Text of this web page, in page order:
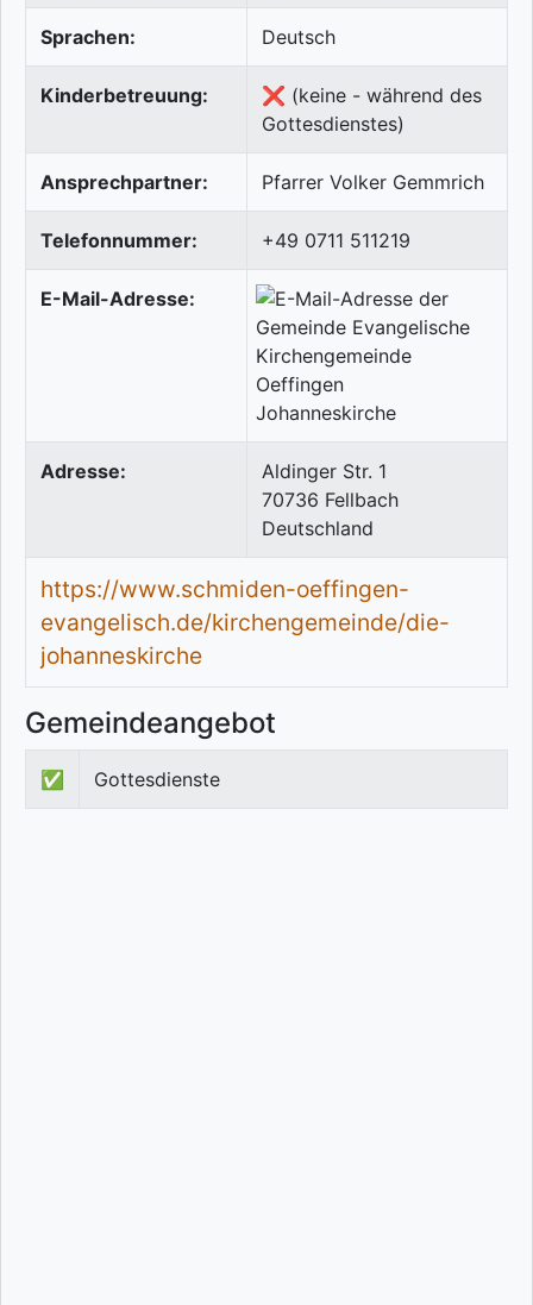
Sprachen: Deutsch
Kinderbetreuung:
❌ (keine - während des
Gottesdienstes)
Ansprechpartner: Pfarrer Volker Gemmrich
Telefonnummer: +49 0711 511219
E-Mail-Adresse:
Adresse:
Aldinger Str. 1
70736 Fellbach
Deutschland
https://www.schmiden-oeffingen-
evangelisch.de/kirchengemeinde/die-
johanneskirche
Gemeindeangebot
✅ Gottesdienste